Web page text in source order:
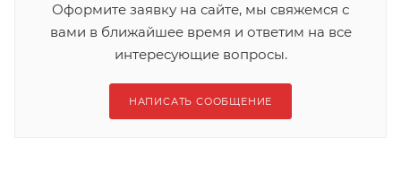
Оформите заявку на сайте, мы свяжемся с
вами в ближайшее время и ответим на все
интересующие вопросы.
НАПИСАТЬ СООБЩЕНИЕ